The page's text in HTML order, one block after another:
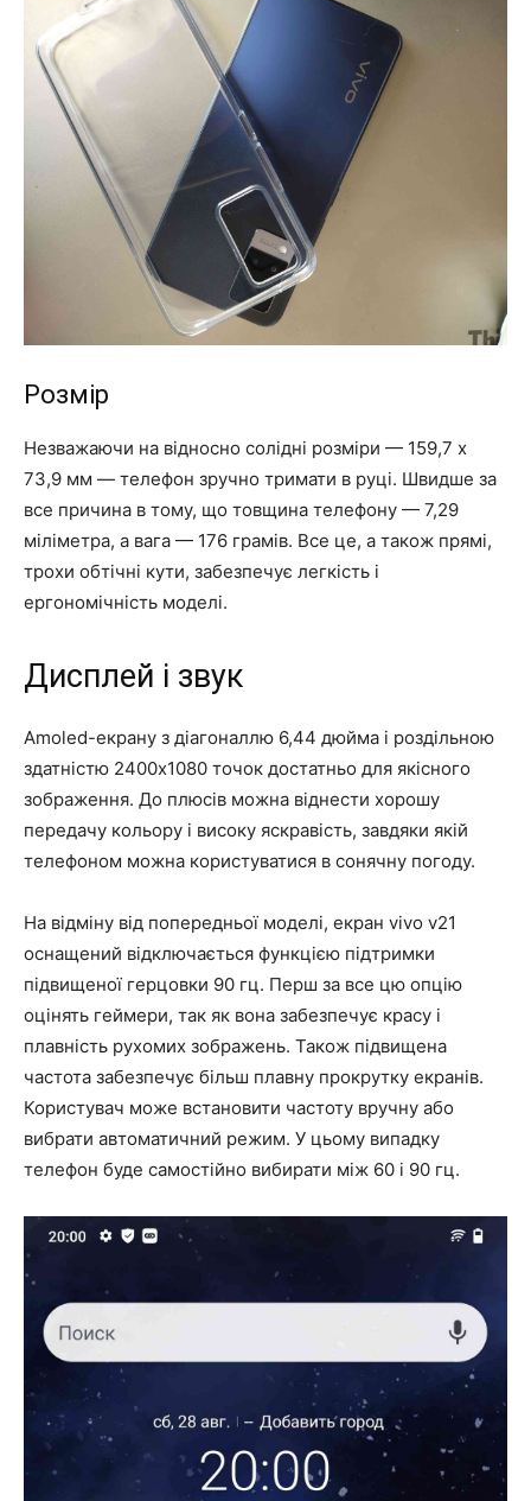
Розмір
Незважаючи на відносно солідні розміри — 159,7 x
73,9 мм — телефон зручно тримати в руці. Швидше за
все причина в тому, що товщина телефону — 7,29
міліметра, а вага — 176 грамів. Все це, а також прямі,
трохи обтічні кути, забезпечує легкість і
ергономічність моделі.
Дисплей і звук
Amoled-екрану з діагоналлю 6,44 дюйма і роздільною
здатністю 2400х1080 точок достатньо для якісного
зображення. До плюсів можна віднести хорошу
передачу кольору і високу яскравість, завдяки якій
телефоном можна користуватися в сонячну погоду.
На відміну від попередньої моделі, екран vivo v21
оснащений відключається функцією підтримки
підвищеної герцовки 90 гц. Перш за все цю опцію
оцінять геймери, так як вона забезпечує красу і
плавність рухомих зображень. Також підвищена
частота забезпечує більш плавну прокрутку екранів.
Користувач може встановити частоту вручну або
вибрати автоматичний режим. У цьому випадку
телефон буде самостійно вибирати між 60 і 90 гц.